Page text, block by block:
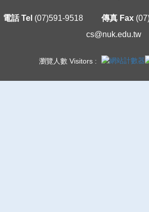
電話 Tel (07)591-9518 傳真 Fax
cs@nuk.edu.tw
瀏覽人數 Visitors :